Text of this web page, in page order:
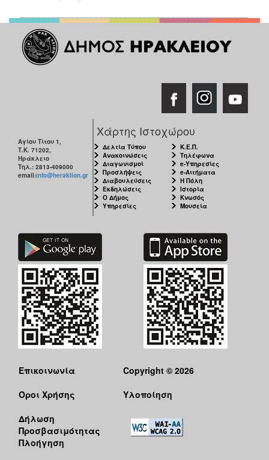
Αγίου Τίτου 1,
Τ.Κ. 71202,
Ηράκλειο
Τηλ.: 2813-409000
email:info@heraklion.gr
Χάρτης Ιστοχώρου
Δελτία Τύπου
Ανακοινώσεις
Διαγωνισμοί
Προσλήψεις
Διαβουλεύσεις
Εκδηλώσεις
Ο Δήμος
Υπηρεσίες
Κ.Ε.Π.
Τηλέφωνα
e-Υπηρεσίες
e-Αιτήματα
Η Πόλη
Ιστορία
Κνωσός
Μουσεία
Επικοινωνία
Όροι Χρήσης
Δήλωση
Προσβασιμότητας
Πλοήγηση
Copyright © 2026
Υλοποίηση